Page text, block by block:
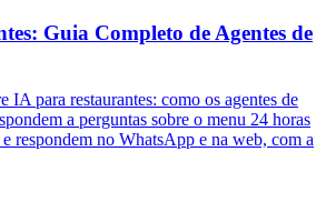
Guia Completo de Agentes de
IA para restaurantes: como os agentes de
a perguntas sobre o menu 24 horas
respondem no WhatsApp e na web, com a